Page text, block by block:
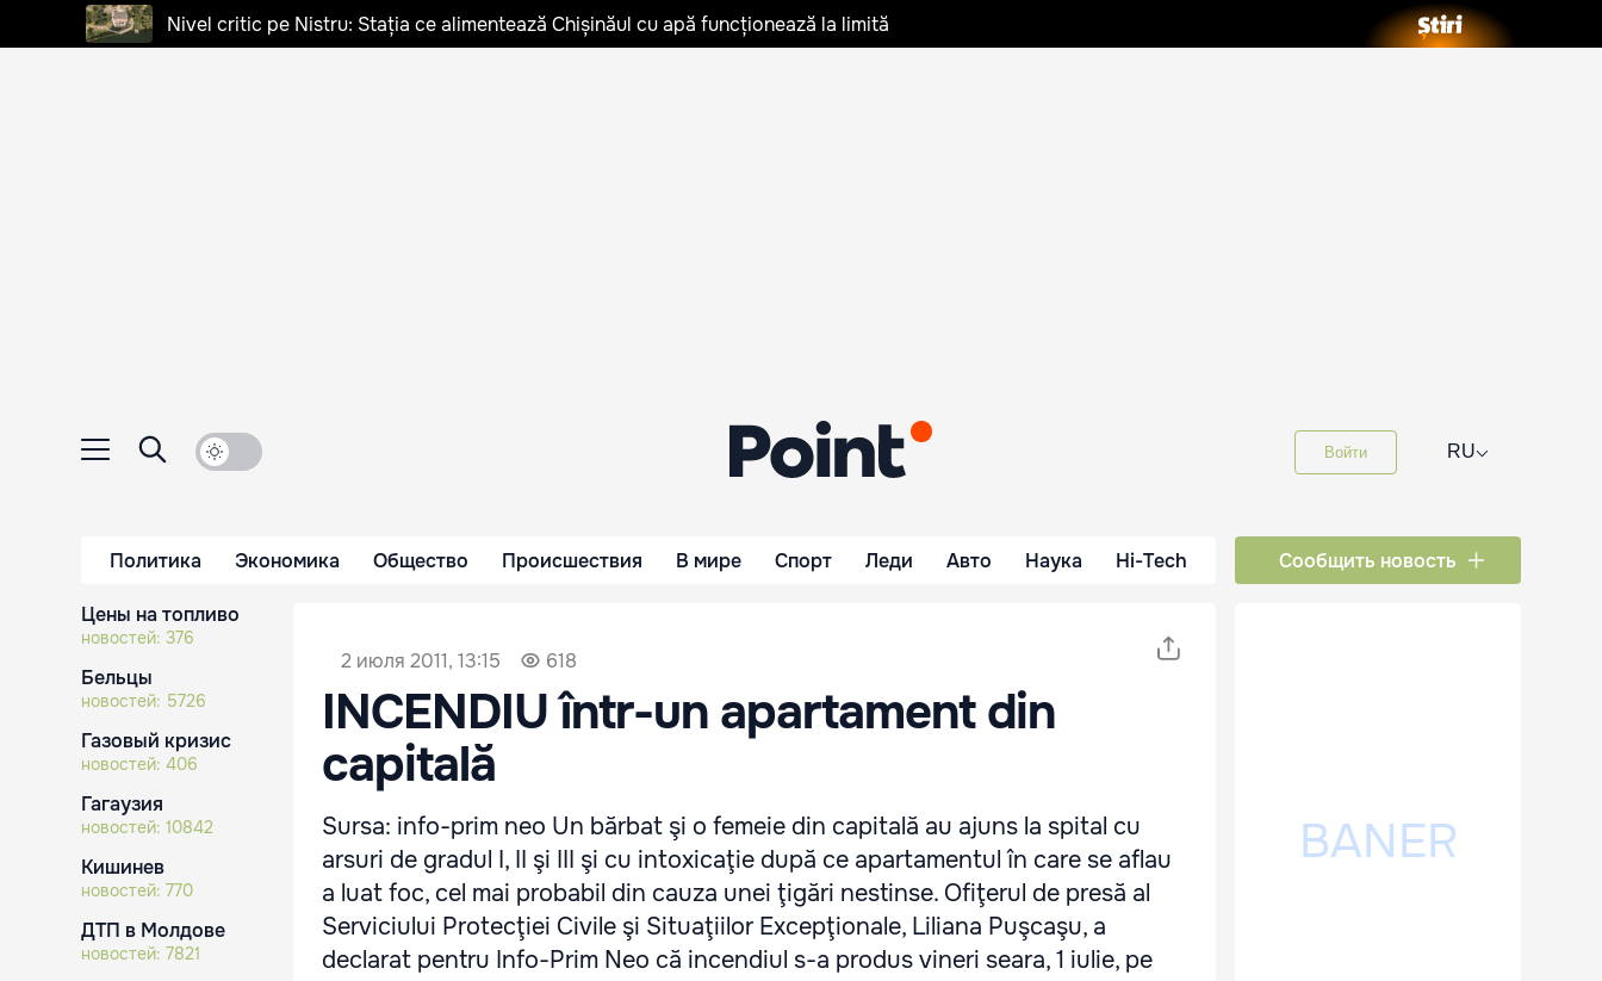
Nivel critic pe Nistru: Stația ce alimentează Chișinăul cu apă funcționează la limită
Войти RU⌵
Политика Экономика Общество Происшествия В мире Спорт Леди Авто Наука Hi-Tech Сообщить новость
Цены на топливо
новостей: 376
Бельцы
новостей: 5726
Газовый кризис
новостей: 406
Гагаузия
новостей: 10842
Кишинев
новостей: 770
ДТП в Молдове
новостей: 7821
2 июля 2011, 13:15 618
INCENDIU într-un apartament din
capitală
Sursa: info-prim neo Un bărbat şi o femeie din capitală au ajuns la spital cu
arsuri de gradul I, II şi III şi cu intoxicaţie după ce apartamentul în care se aflau
a luat foc, cel mai probabil din cauza unei ţigări nestinse. Ofiţerul de presă al
Serviciului Protecţiei Civile şi Situaţiilor Excepţionale, Liliana Puşcaşu, a
declarat pentru Info-Prim Neo că incendiul s-a produs vineri seara, 1 iulie, pe